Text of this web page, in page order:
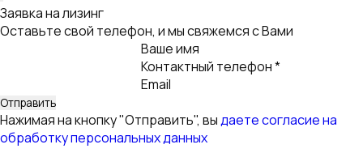
за заявку!
Мы получили Вашу заявку и скоро свяжемся с Вами